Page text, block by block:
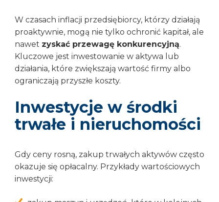
W czasach inflacji przedsiębiorcy, którzy działają
proaktywnie, mogą nie tylko ochronić kapitał, ale
nawet zyskać przewagę konkurencyjną.
Kluczowe jest inwestowanie w aktywa lub
działania, które zwiększają wartość firmy albo
ograniczają przyszłe koszty.
Inwestycje w środki
trwałe i nieruchomości
Gdy ceny rosną, zakup trwałych aktywów często
okazuje się opłacalny. Przykłady wartościowych
inwestycji: